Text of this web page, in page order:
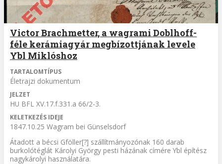
Victor Brachmetter, a wagrami Doblhoff-
féle kerámiagyár megbízottjának levele
Ybl Miklóshoz
TARTALOMTÍPUS
Életrajzi dokumentum
JELZET
HU BFL XV.17.f.331.a 66/2-3.
KELETKEZÉS IDEJE
1847.10.25 Wagram bei Günselsdorf
Átadott a bécsi Gföller[?] szállítmányozónak 160 darab
burkolótéglát Károlyi György pesti házának címére Ybl építész
nagykárolyi használatára.